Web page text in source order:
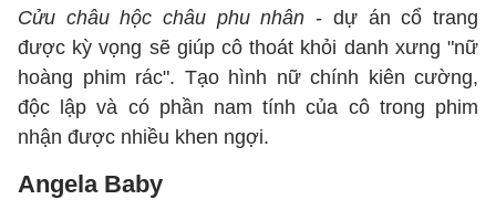
Cửu châu hộc châu phu nhân - dự án cổ trang
được kỳ vọng sẽ giúp cô thoát khỏi danh xưng "nữ
hoàng phim rác". Tạo hình nữ chính kiên cường,
độc lập và có phần nam tính của cô trong phim
nhận được nhiều khen ngợi.
Angela Baby